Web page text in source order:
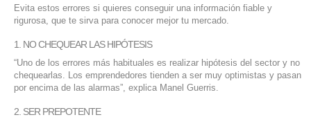
PAGINA WEB CON MANEJADOR DE CONTENIDOS
PAGINA WEB CON CATÁLOGO DE PRODUCTOS
PAGINAS WEB A MEDIDA
APPS PARA NEGOCIOS
Evita estos errores si quieres conseguir una información fiable y
rigurosa, que te sirva para conocer mejor tu mercado.
1. NO CHEQUEAR LAS HIPÓTESIS
“Uno de los errores más habituales es realizar hipótesis del sector y no
chequearlas. Los emprendedores tienden a ser muy optimistas y pasan
por encima de las alarmas”, explica Manel Guerris.
2. SER PREPOTENTE